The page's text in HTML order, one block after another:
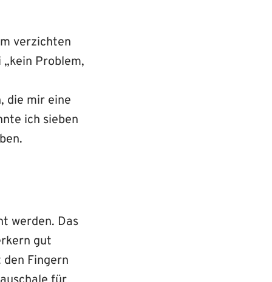
verzichten
Problem,
die mir eine
ich sieben
werden. Das
gut
Fingern